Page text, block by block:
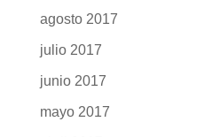
enero 2018
diciembre 2017
noviembre 2017
octubre 2017